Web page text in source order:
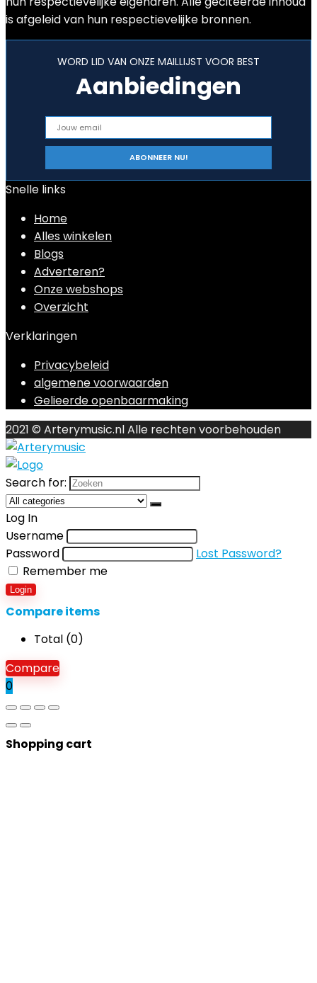
is afgeleid van hun respectievelijke bronnen.
WORD LID VAN ONZE MAILLIJST VOOR BEST
Aanbiedingen
Snelle links
Home
Alles winkelen
Blogs
Adverteren?
Onze webshops
Overzicht
Verklaringen
Privacybeleid
algemene voorwaarden
Gelieerde openbaarmaking
2021 © Arterymusic.nl Alle rechten voorbehouden
Search for:
Log In
Username
Password
Lost Password?
Remember me
Login
Compare items
Total (0)
Compare
0
Shopping cart